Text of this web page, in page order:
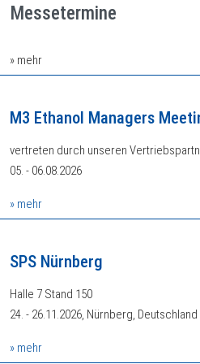
Messetermine
» mehr
M3 Ethanol Managers
vertreten durch unseren
05. - 06.08.2026
» mehr
SPS Nürnberg
Halle 7 Stand 150
24. - 26.11.2026, Nürnberg, Deutschland
» mehr